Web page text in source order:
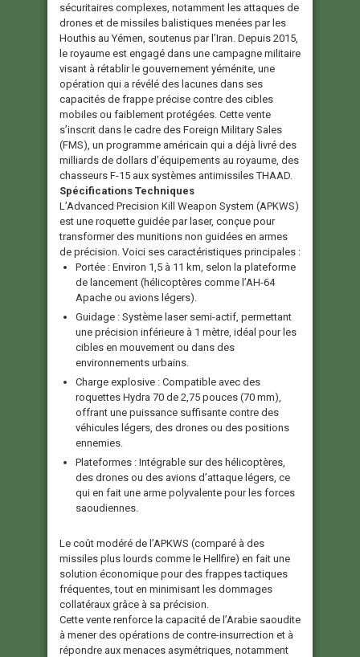
sécuritaires complexes, notamment les attaques de
drones et de missiles balistiques menées par les
Houthis au Yémen, soutenus par l’Iran. Depuis 2015,
le royaume est engagé dans une campagne militaire
visant à rétablir le gouvernement yéménite, une
opération qui a révélé des lacunes dans ses
capacités de frappe précise contre des cibles
mobiles ou faiblement protégées. Cette vente
s’inscrit dans le cadre des Foreign Military Sales
(FMS), un programme américain qui a déjà livré des
milliards de dollars d’équipements au royaume, des
chasseurs F-15 aux systèmes antimissiles THAAD.
Spécifications Techniques
L’Advanced Precision Kill Weapon System (APKWS)
est une roquette guidée par laser, conçue pour
transformer des munitions non guidées en armes
de précision. Voici ses caractéristiques principales :
Portée : Environ 1,5 à 11 km, selon la plateforme
de lancement (hélicoptères comme l’AH-64
Apache ou avions légers).
Guidage : Système laser semi-actif, permettant
une précision inférieure à 1 mètre, idéal pour les
cibles en mouvement ou dans des
environnements urbains.
Charge explosive : Compatible avec des
roquettes Hydra 70 de 2,75 pouces (70 mm),
offrant une puissance suffisante contre des
véhicules légers, des drones ou des positions
ennemies.
Plateformes : Intégrable sur des hélicoptères,
des drones ou des avions d’attaque légers, ce
qui en fait une arme polyvalente pour les forces
saoudiennes.
Le coût modéré de l’APKWS (comparé à des
missiles plus lourds comme le Hellfire) en fait une
solution économique pour des frappes tactiques
fréquentes, tout en minimisant les dommages
collatéraux grâce à sa précision.
Cette vente renforce la capacité de l’Arabie saoudite
à mener des opérations de contre-insurrection et à
répondre aux menaces asymétriques, notamment